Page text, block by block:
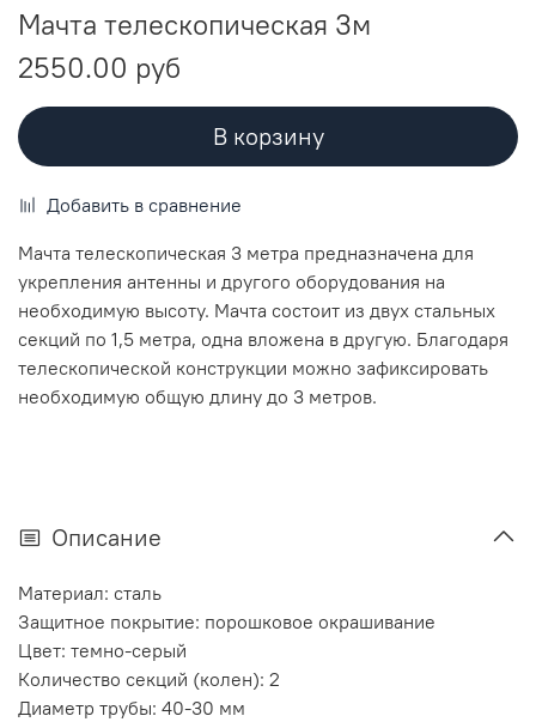
Мачта телескопическая 3м
2550.00 руб
В корзину
Добавить в сравнение
Мачта телескопическая 3 метра предназначена для
укрепления антенны и другого оборудования на
необходимую высоту. Мачта состоит из двух стальных
секций по 1,5 метра, одна вложена в другую. Благодаря
телескопической конструкции можно зафиксировать
необходимую общую длину до 3 метров.
Описание
Материал: сталь
Защитное покрытие: порошковое окрашивание
Цвет: темно-серый
Количество секций (колен): 2
Диаметр трубы: 40-30 мм